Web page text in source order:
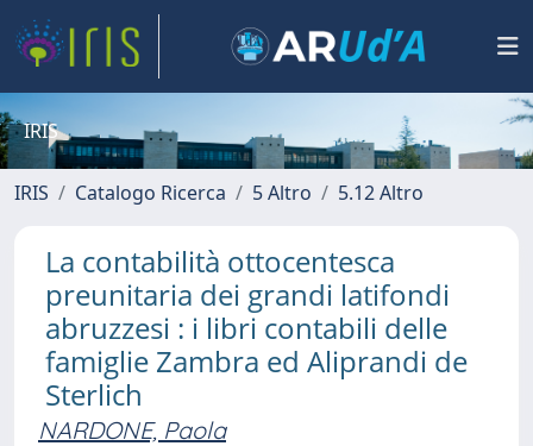
IRIS
IRIS Catalogo Ricerca 5 Altro 5.12 Altro
La contabilità ottocentesca
preunitaria dei grandi latifondi
abruzzesi : i libri contabili delle
famiglie Zambra ed Aliprandi de
Sterlich
NARDONE, Paola